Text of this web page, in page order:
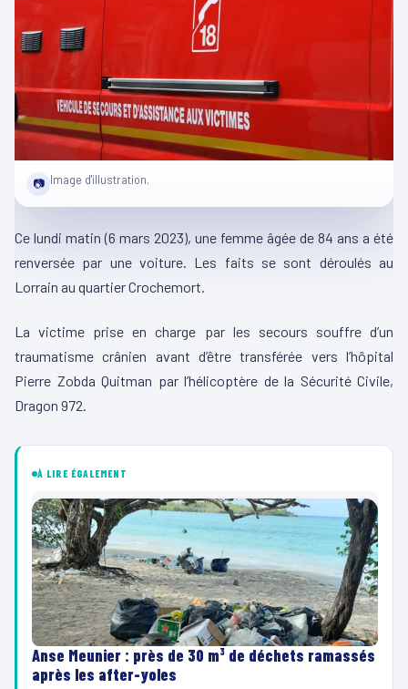
📷 Image d'illustration.
Ce lundi matin (6 mars 2023), une femme âgée de 84 ans a été
renversée par une voiture. Les faits se sont déroulés au
Lorrain au quartier Crochemort.
La victime prise en charge par les secours souffre d’un
traumatisme crânien avant d’être transférée vers l’hôpital
Pierre Zobda Quitman par l’hélicoptère de la Sécurité Civile,
Dragon 972.
À LIRE ÉGALEMENT
Anse Meunier : près de 30 m³ de déchets ramassés
après les after-yoles